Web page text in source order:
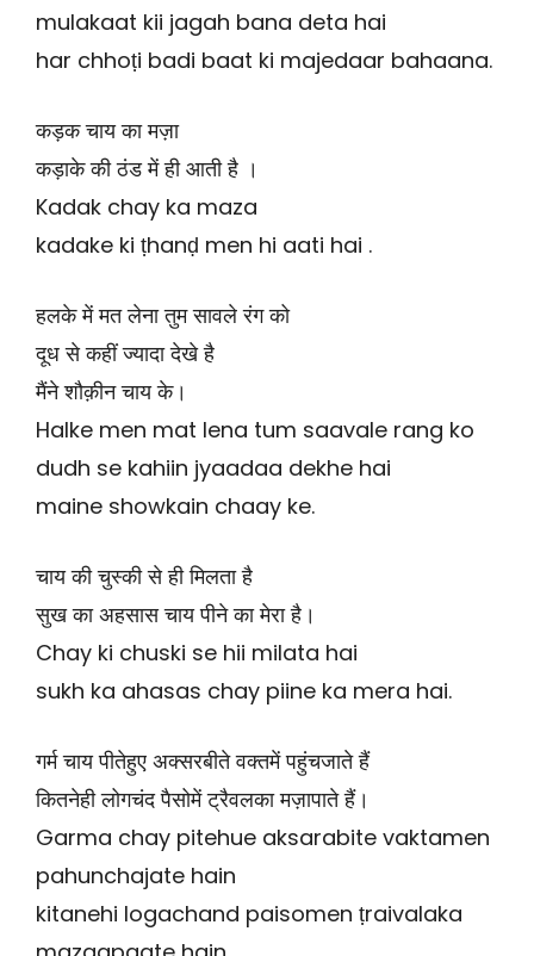
mulakaat kii jagah bana deta hai
har chhoṭi badi baat ki majedaar bahaana.
कड़क चाय का मज़ा
कड़ाके की ठंड में ही आती है ।
Kadak chay ka maza
kadake ki ṭhanḍ men hi aati hai .
हलके में मत लेना तुम सावले रंग को
दूध से कहीं ज्यादा देखे है
मैंने शौक़ीन चाय के।
Halke men mat lena tum saavale rang ko
dudh se kahiin jyaadaa dekhe hai
maine showkain chaay ke.
चाय की चुस्की से ही मिलता है
सुख का अहसास चाय पीने का मेरा है।
Chay ki chuski se hii milata hai
sukh ka ahasas chay piine ka mera hai.
गर्म चाय पीतेहुए अक्सरबीते वक्तमें पहुंचजाते हैं
कितनेही लोगचंद पैसोमें ट्रैवलका मज़ापाते हैं।
Garma chay pitehue aksarabite vaktamen
pahunchajate hain
kitanehi logachand paisomen ṭraivalaka